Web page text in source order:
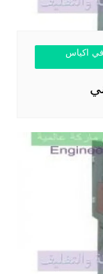
في اكياس